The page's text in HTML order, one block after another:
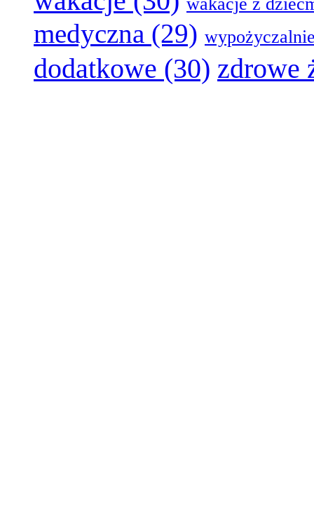
medyczna (29)
dodatkowe (30) zdrowe